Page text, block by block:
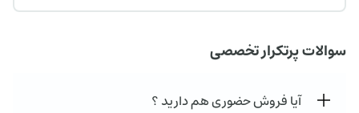
سوالات پرتکرار تخصصی
آیا فروش حضوری هم دارید ؟